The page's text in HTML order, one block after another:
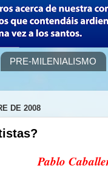
PRE-MILENIALISMO
DE 2008
Pablo